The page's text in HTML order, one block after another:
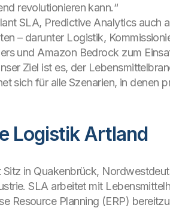
revolutionieren kann.“
SLA, Predictive Analytics
– darunter Logistik,
und Amazon Bedrock zum
Ziel ist es, der
sich für alle Szenarien, in denen
Logistik Artland
in Quakenbrück,
SLA arbeitet mit
Resource Planning (ERP)